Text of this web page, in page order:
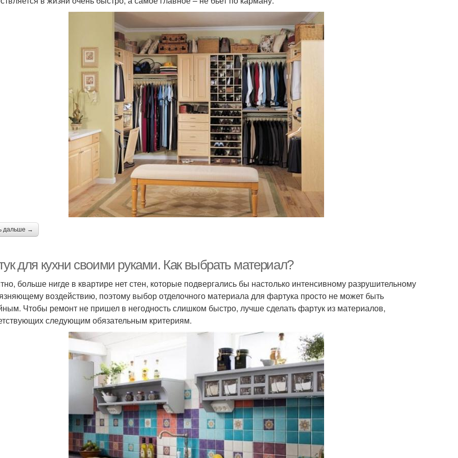
дальше →
для кухни своими руками. Как выбрать материал?
больше нигде в квартире нет стен, которые подвергались бы настолько интенсивному разрушительному
воздействию, поэтому выбор отделочного материала для фартука просто не может быть
Чтобы ремонт не пришел в негодность слишком быстро, лучше сделать фартук из материалов,
следующим обязательным критериям.